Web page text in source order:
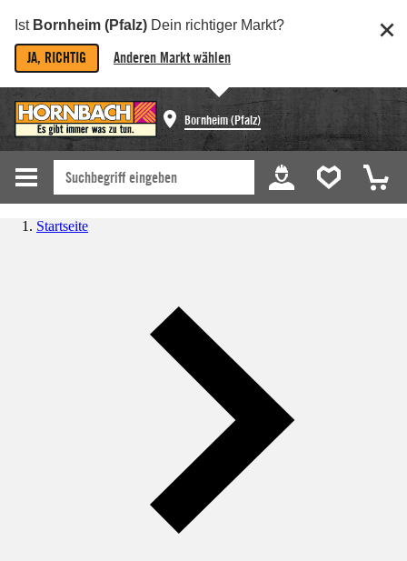
Ist Bornheim (Pfalz) Dein richtiger Markt?
JA, RICHTIG Anderen Markt wählen
Bornheim (Pfalz)
Startseite